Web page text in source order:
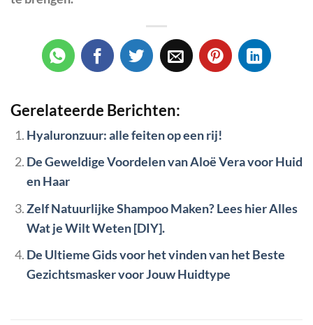
Gerelateerde Berichten:
Hyaluronzuur: alle feiten op een rij!
De Geweldige Voordelen van Aloë Vera voor Huid
en Haar
Zelf Natuurlijke Shampoo Maken? Lees hier Alles
Wat je Wilt Weten [DIY].
De Ultieme Gids voor het vinden van het Beste
Gezichtsmasker voor Jouw Huidtype